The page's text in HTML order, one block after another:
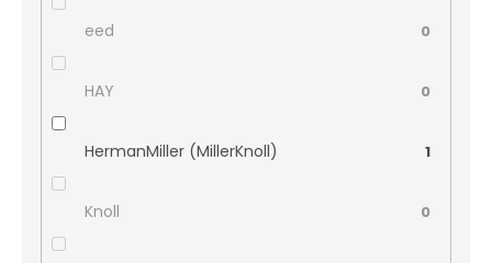
eed 0
HAY 0
HermanMiller (MillerKnoll) 1
Knoll 0